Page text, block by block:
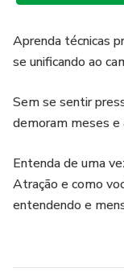
Aprenda técnicas
se unificando ao
Sem se sentir
demoram meses
Entenda de uma
Atração e como
entendendo e